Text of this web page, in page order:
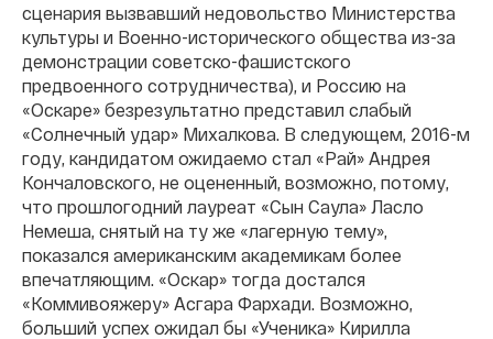
сценария вызвавший недовольство Министерства
культуры и Военно-исторического общества из-за
демонстрации советско-фашистского
предвоенного сотрудничества), и Россию на
«Оскаре» безрезультатно представил слабый
«Солнечный удар» Михалкова. В следующем, 2016-м
году, кандидатом ожидаемо стал «Рай» Андрея
Кончаловского, не оцененный, возможно, потому,
что прошлогодний лауреат «Сын Саула» Ласло
Немеша, снятый на ту же «лагерную тему»,
показался американским академикам более
впечатляющим. «Оскар» тогда достался
«Коммивояжеру» Асгара Фархади. Возможно,
больший успех ожидал бы «Ученика» Кирилла